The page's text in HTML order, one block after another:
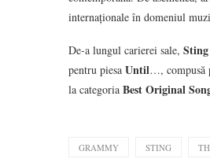
internaționale în domeniul
De-a lungul carierei sale, Sting
pentru piesa Until…, compusă
la categoria Best Original
GRAMMY STING